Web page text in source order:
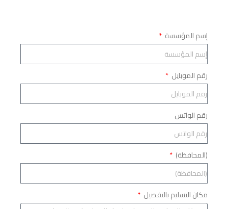
إسم المؤسسة
رقم الموبايل
رقم الواتس
(المحافظة)
مكان التسليم بالتفصيل